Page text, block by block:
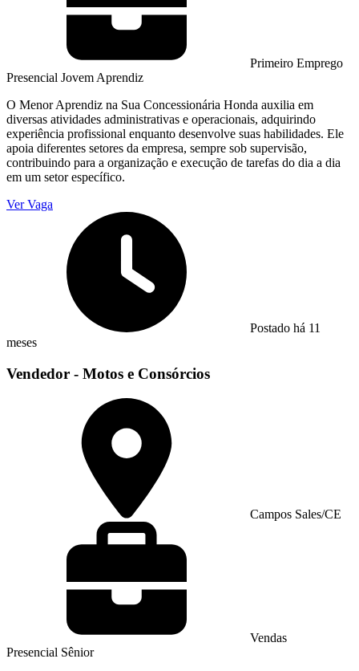
Primeiro Emprego
Presencial Jovem Aprendiz
O Menor Aprendiz na Sua Concessionária Honda auxilia em
diversas atividades administrativas e operacionais, adquirindo
experiência profissional enquanto desenvolve suas habilidades. Ele
apoia diferentes setores da empresa, sempre sob supervisão,
contribuindo para a organização e execução de tarefas do dia a dia
em um setor específico.
Ver Vaga
Postado há 11
meses
Vendedor - Motos e Consórcios
Campos Sales/CE
Vendas
Presencial Sênior